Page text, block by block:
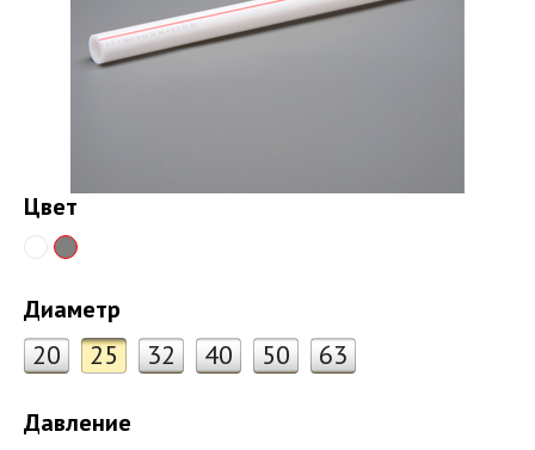
Цвет
Диаметр
20 25 32 40 50 63
Давление